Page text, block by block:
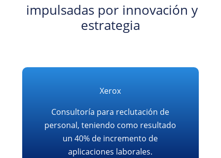
impulsadas por innovación y
estrategia
Xerox
Consultoría para reclutación de
personal, teniendo como resultado
un 40% de incremento de
aplicaciones laborales.